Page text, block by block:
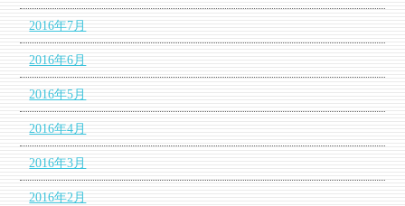
2016年7月
2016年6月
2016年5月
2016年4月
2016年3月
2016年2月